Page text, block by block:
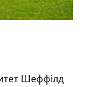
Шеффілд